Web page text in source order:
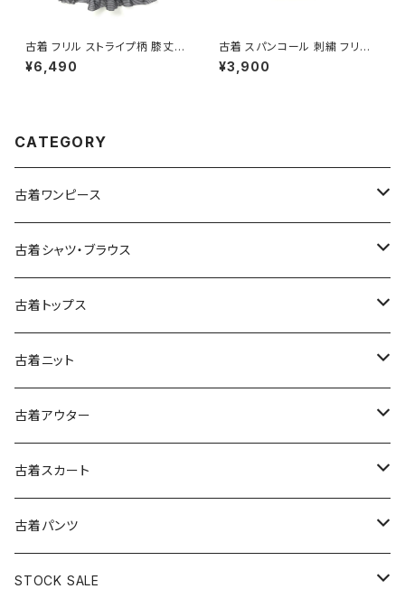
古着 フリル ストライプ柄 膝丈
ティアード スカート グレー (ba
2607011)
¥6,490
古着 スパンコール 刺繍 フリル
前開き 総柄 長袖 ブラウス ピン
ク (ttu2501145)
¥3,900
CATEGORY
古着ワンピース
古着長袖ワンピース
古着半袖ワンピース
古着ノースリーブワンピース
古着キャミソールワンピース
古着ベアトップワンピース
古着オールインワン
古着オーバーオール
古着シャツ・ブラウス
古着長袖シャツ・ブラウス
古着半袖シャツ・ブラウス
古着ノースリーブシャツ・ブラウス
古着トップス
古着スウェット&パーカー
古着スウェット
古着パーカー
古着プルオーバー
古着長袖プルオーバー
古着半袖プルオーバー
古着Ｔシャツ
古着長袖Ｔシャツ
古着半袖Ｔシャツ
古着ベスト
古着キャミソール
古着ニット
古着セーター
古着カーディガン
古着半袖ニット
古着ニットアウター
古着アウター
古着ライトジャケット
古着ライトコート
古着ヘビージャケット
古着スカート
古着ロング丈スカート (丈76cm-)
古着膝丈スカート (丈56-75cm)
古着パンツ
古着ロング丈パンツ
STOCK SALE